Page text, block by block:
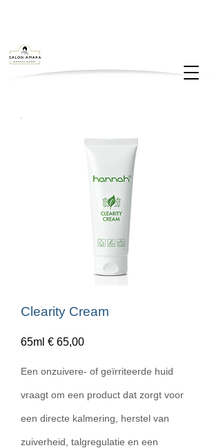
Clearity Cream
65ml € 65,00
Een onzuivere- of geïrriteerde huid
vraagt om een product dat zorgt voor
een directe kalmering, herstel van
zuiverheid, talgregulatie en een